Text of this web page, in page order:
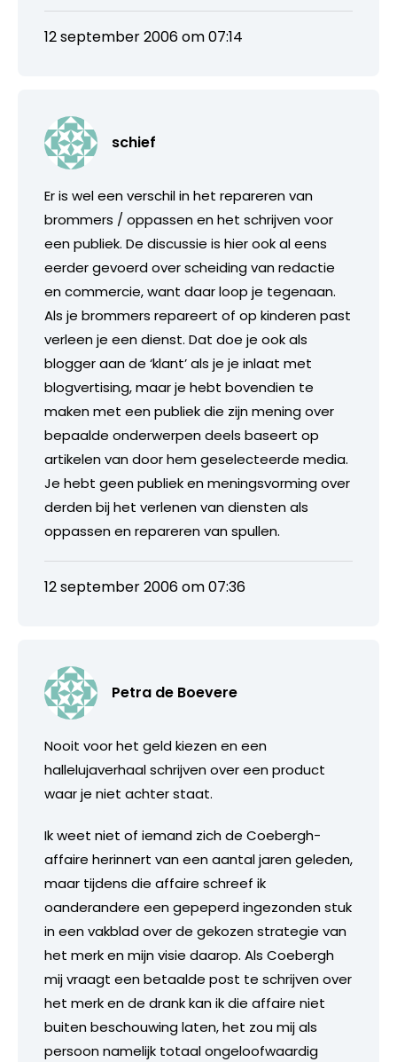
12 september 2006 om 07:14
schief
Er is wel een verschil in het repareren van
brommers / oppassen en het schrijven voor
een publiek. De discussie is hier ook al eens
eerder gevoerd over scheiding van redactie
en commercie, want daar loop je tegenaan.
Als je brommers repareert of op kinderen past
verleen je een dienst. Dat doe je ook als
blogger aan de ‘klant’ als je je inlaat met
blogvertising, maar je hebt bovendien te
maken met een publiek die zijn mening over
bepaalde onderwerpen deels baseert op
artikelen van door hem geselecteerde media.
Je hebt geen publiek en meningsvorming over
derden bij het verlenen van diensten als
oppassen en repareren van spullen.
12 september 2006 om 07:36
Petra de Boevere
Nooit voor het geld kiezen en een
hallelujaverhaal schrijven over een product
waar je niet achter staat.
Ik weet niet of iemand zich de Coebergh-
affaire herinnert van een aantal jaren geleden,
maar tijdens die affaire schreef ik
oanderandere een gepeperd ingezonden stuk
in een vakblad over de gekozen strategie van
het merk en mijn visie daarop. Als Coebergh
mij vraagt een betaalde post te schrijven over
het merk en de drank kan ik die affaire niet
buiten beschouwing laten, het zou mij als
persoon namelijk totaal ongeloofwaardig